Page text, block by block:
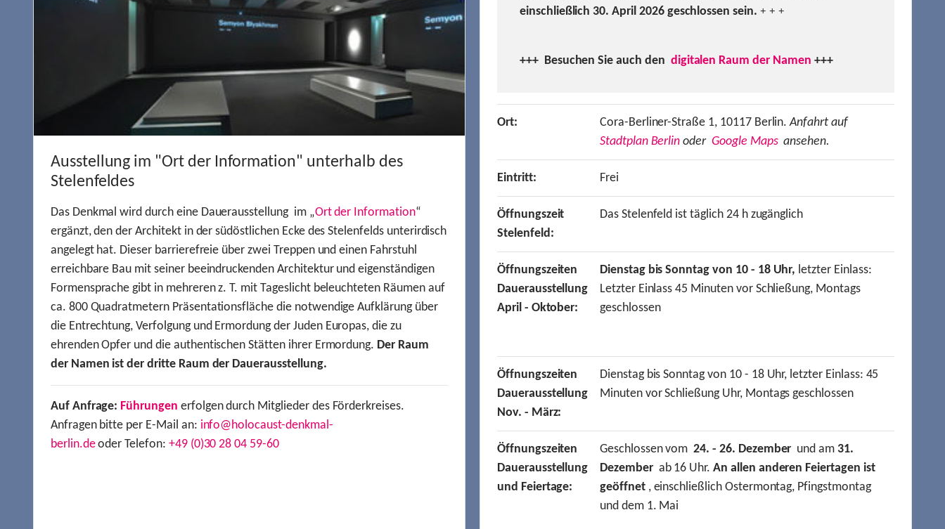
Ausstellung im "Ort der Information" unterhalb des
Stelenfeldes
Das Denkmal wird durch eine Dauerausstellung im „Ort der Information“
ergänzt, den der Architekt in der südöstlichen Ecke des Stelenfelds unterirdisch
angelegt hat. Dieser barrierefreie über zwei Treppen und einen Fahrstuhl
erreichbare Bau mit seiner beeindruckenden Architektur und eigenständigen
Formensprache gibt in mehreren z. T. mit Tageslicht beleuchteten Räumen auf
ca. 800 Quadratmetern Präsentationsfläche die notwendige Aufklärung über
die Entrechtung, Verfolgung und Ermordung der Juden Europas, die zu
ehrenden Opfer und die authentischen Stätten ihrer Ermordung. Der Raum
der Namen ist der dritte Raum der Dauerausstellung.
Auf Anfrage: Führungen erfolgen durch Mitglieder des Förderkreises.
Anfragen bitte per E-Mail an: info@holocaust-denkmal-
berlin.deoder Telefon: +49 (0)30 28 04 59-60
einschließlich 30. April 2026 geschlossen sein. + + +
+++ Besuchen Sie auch den digitalen Raum der Namen +++
Ort: Cora-Berliner-Straße 1, 10117 Berlin.Anfahrt auf
Stadtplan Berlin oder Google Mapsansehen.
Eintritt: Frei
Öffnungszeit
Stelenfeld:
Das Stelenfeld ist täglich 24 h zugänglich
Öffnungszeiten
Dauerausstellung
April - Oktober:
Dienstag bis Sonntag von 10 - 18 Uhr, letzter Einlass:
Letzter Einlass 45 Minuten vor Schließung, Montags
geschlossen
Öffnungszeiten
Dauerausstellung
Nov. - März:
Dienstag bis Sonntag von 10 - 18 Uhr, letzter Einlass: 45
Minuten vor Schließung Uhr, Montags geschlossen
Öffnungszeiten
Dauerausstellung
und Feiertage:
Geschlossen vom24. - 26. Dezember und am31.
Dezemberab 16 Uhr.An allen anderen Feiertagen ist
geöffnet, einschließlich Ostermontag, Pfingstmontag
und dem 1. Mai